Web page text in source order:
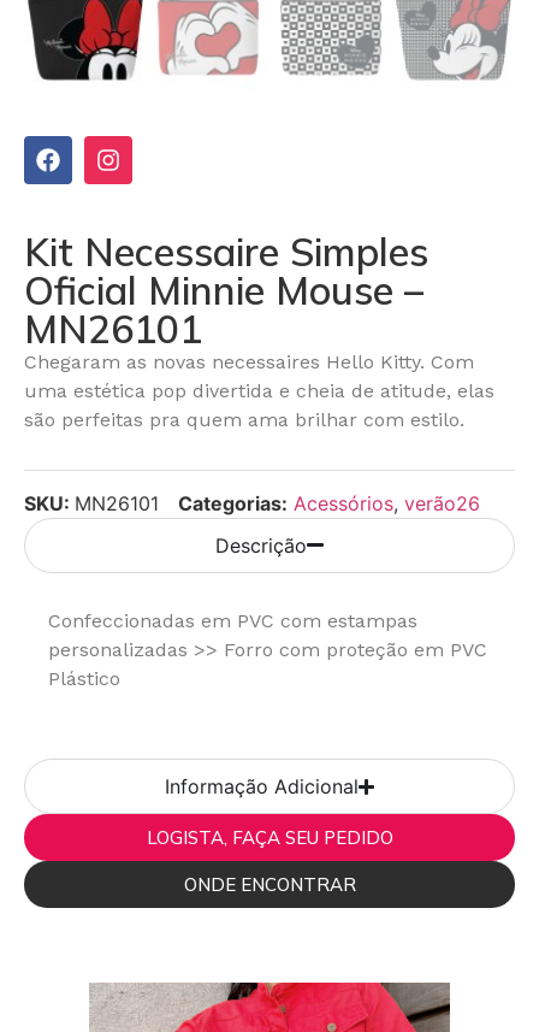
Kit Necessaire Simples
Oficial Minnie Mouse –
MN26101
Chegaram as novas necessaires Hello Kitty. Com
uma estética pop divertida e cheia de atitude, elas
são perfeitas pra quem ama brilhar com estilo.
SKU: MN26101 Categorias: Acessórios, verão26
Descrição
Confeccionadas em PVC com estampas
personalizadas >> Forro com proteção em PVC
Plástico
Informação Adicional
LOGISTA, FAÇA SEU PEDIDO
ONDE ENCONTRAR